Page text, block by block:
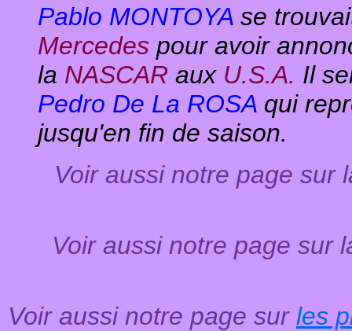
Pablo MONTOYA se
Mercedes pour avoir
la NASCAR auxU.S.A. Il
Pedro De La ROSA qui
jusqu'en fin de saison.
Voir aussi notre page sur
Voir aussi notre page sur
Voir aussi notre page sur les